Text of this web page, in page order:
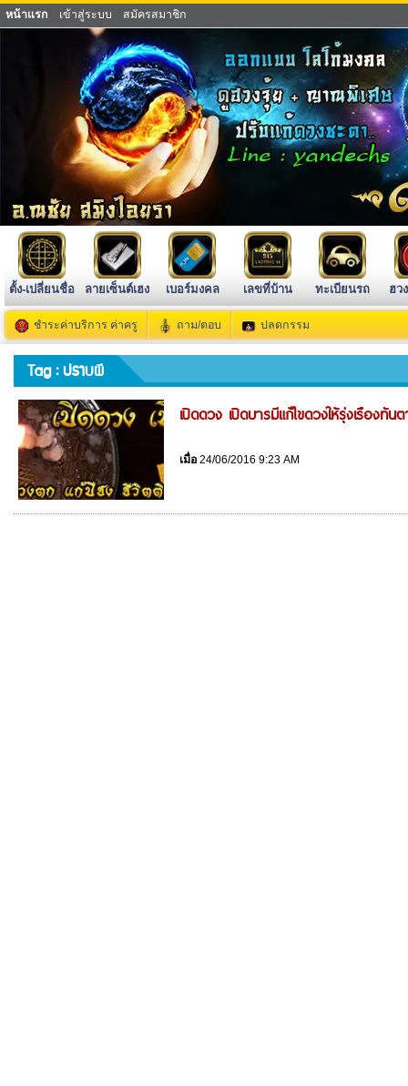
หน้าแรก เข้าสู่ระบบ สมัครสมาชิก
ตั้ง-เปลี่ยนชื่อ ลายเซ็นต์เฮง เบอร์มงคล เลขที่บ้าน ทะเบียนรถ ฮว
ชำระค่าบริการ ค่าครู ถาม/ตอบ ปลดกรรม
Tag : ปราบผี
เปิดดวง เปิดบารมีแก้ไขดวงให้รุ่งเรืองทัน
เมื่อ24/06/2016 9:23 AM